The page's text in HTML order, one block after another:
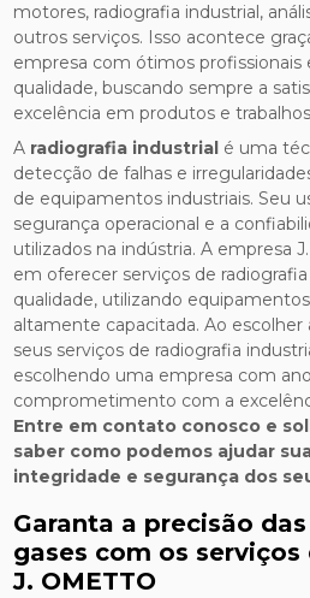
motores, radiografia industrial,
outros serviços. Isso acontece
empresa com ótimos profissionais
qualidade, buscando sempre a
excelência em produtos e
A radiografia industrial é uma
detecção de falhas e
de equipamentos industriais. Seu
segurança operacional e a
utilizados na indústria. A empresa
em oferecer serviços de
qualidade, utilizando
altamente capacitada. Ao escolher
seus serviços de radiografia
escolhendo uma empresa com
comprometimento com a
Entre em contato conosco e
saber como podemos ajudar
integridade e segurança dos
Garanta a precisão
gases com os
J. OMETTO